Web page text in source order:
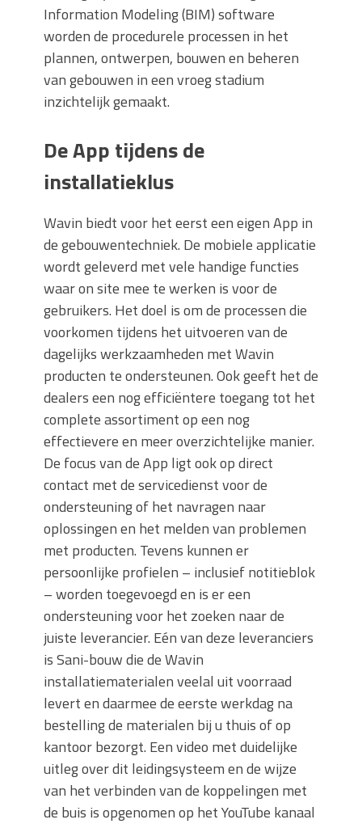
Information Modeling (BIM) software
worden de procedurele processen in het
plannen, ontwerpen, bouwen en beheren
van gebouwen in een vroeg stadium
inzichtelijk gemaakt.
De App tijdens de
installatieklus
Wavin biedt voor het eerst een eigen App in
de gebouwentechniek. De mobiele applicatie
wordt geleverd met vele handige functies
waar on site mee te werken is voor de
gebruikers. Het doel is om de processen die
voorkomen tijdens het uitvoeren van de
dagelijks werkzaamheden met Wavin
producten te ondersteunen. Ook geeft het de
dealers een nog efficiëntere toegang tot het
complete assortiment op een nog
effectievere en meer overzichtelijke manier.
De focus van de App ligt ook op direct
contact met de servicedienst voor de
ondersteuning of het navragen naar
oplossingen en het melden van problemen
met producten. Tevens kunnen er
persoonlijke profielen – inclusief notitieblok
– worden toegevoegd en is er een
ondersteuning voor het zoeken naar de
juiste leverancier. Eén van deze leveranciers
is Sani-bouw die de Wavin
installatiematerialen veelal uit voorraad
levert en daarmee de eerste werkdag na
bestelling de materialen bij u thuis of op
kantoor bezorgt. Een video met duidelijke
uitleg over dit leidingsysteem en de wijze
van het verbinden van de koppelingen met
de buis is opgenomen op het YouTube kanaal